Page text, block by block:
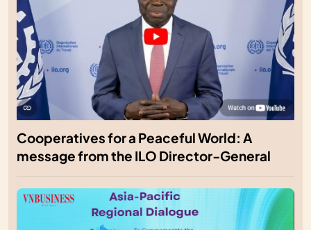
Cooperatives for a Peaceful World: A
message from the ILO Director-General